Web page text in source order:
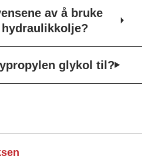
av å bruke
glykol til?